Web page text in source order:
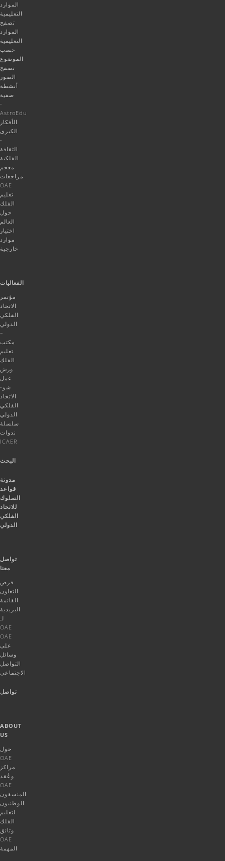
الموارد
التعليمية
تصفح
الموارد
التعليمية
حسب
الموضوع
تصفح
الصور
أنشطة
صفية
-
AstroEdu
الأفكار
الكبرى
-
الثقافة
الفلكية
معجم
مراجعات
OAE
تعليم
الفلك
حول
العالم
اختيار
موارد
خارجية
الفعاليات
مؤتمر
الاتحاد
الفلكي
الدولي
–
مكتب
تعليم
الفلك
ورش
عمل
شو-
الاتحاد
الفلكي
الدولي
سلسلة
ندوات
ICAER
البحث
مدونة
قواعد
السلوك
للاتحاد
الفلكي
الدولي
تواصل
معنا
فرص
التعاون
القائمة
البريدية
لـ
OAE
OAE
على
وسائل
التواصل
الاجتماعي
تواصل
ABOUT
US
حول
OAE
مراكز
وعُقد
OAE
المنسقون
الوطنيون
لتعليم
الفلك
وثائق
OAE
المهمة